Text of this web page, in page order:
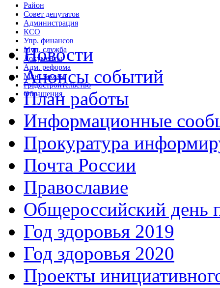
Район
Совет депутатов
Администрация
КСО
Упр. финансов
Мун. служба
Документы
Адм. реформа
Мун. заказы
Градостроительство
Обращения
Новости
Анонсы событий
План работы
Информационные
Прокуратура
Почта России
Православие
Общероссийский день
Год здоровья 2019
Год здоровья 2020
Проекты